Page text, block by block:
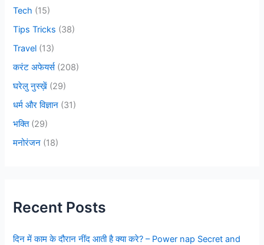
Tech (15)
Tips Tricks (38)
Travel (13)
करंट अफेयर्स(208)
घरेलु नुस्ख़ें (29)
धर्म और विज्ञान (31)
भक्ति(29)
मनोरंजन (18)
Recent Posts
दिन में काम के दौरान नींद आती है क्या करे? – Power nap Secret and